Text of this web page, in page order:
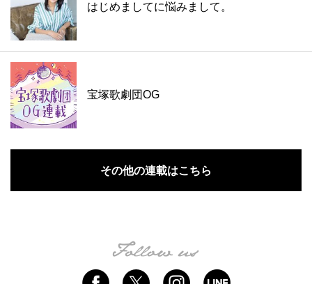
はじめましてに悩みまして。
宝塚歌劇団OG
その他の連載はこちら